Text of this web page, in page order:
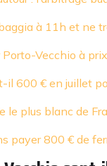
à 11h et ne
Vecchio à
600 € en juillet
le plus blanc de
payer 800 € de